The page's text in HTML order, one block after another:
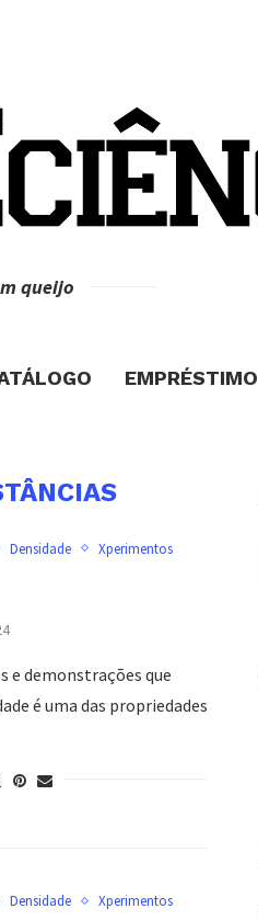
queijo
EMPRÉSTIMO
Densidade Xperimentos
e demonstrações que
é uma das propriedades
Densidade Xperimentos